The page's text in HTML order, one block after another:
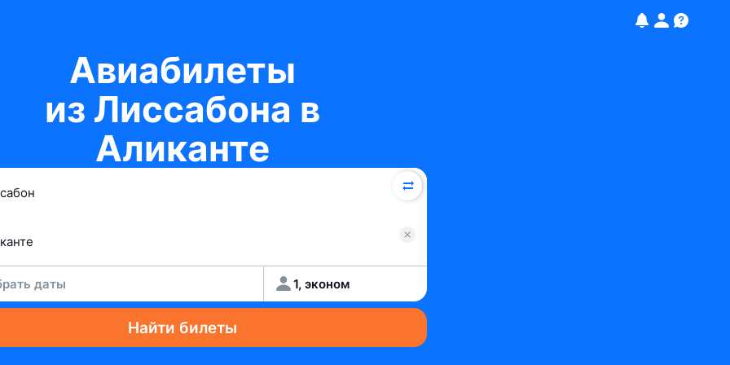
Авиабилеты
из Лиссабона в
Аликанте
даты 1, эконом
Найти билеты